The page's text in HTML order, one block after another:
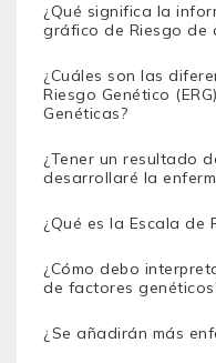
¿Qué significa la
gráfico de Riesgo de
¿Cuáles son las
Riesgo Genético
Genéticas?
¿Tener un resultado
desarrollaré la
¿Qué es la Escala de
¿Cómo debo
de factores
¿Se añadirán más